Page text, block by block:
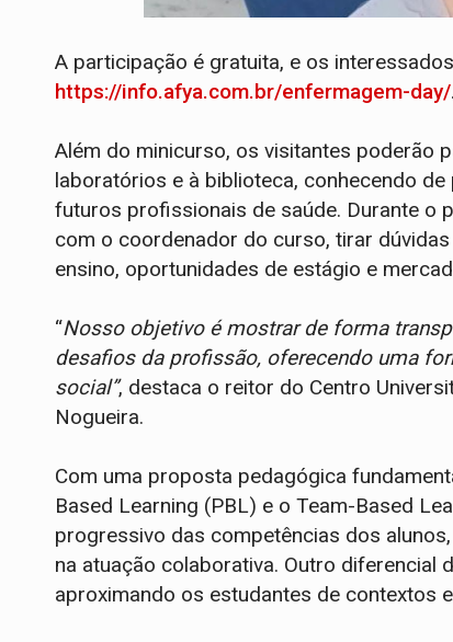
A participação é gratuita, e os
https://info.afya.com.br/enfermagem-day/.
Além do minicurso, os visitantes poderão
laboratórios e à biblioteca, conhecendo
futuros profissionais de saúde. Durante o
com o coordenador do curso, tirar
ensino, oportunidades de estágio e
“Nosso objetivo é mostrar de forma
desafios da profissão, oferecendo uma
social”, destaca o reitor do Centro
Nogueira.
Com uma proposta pedagógica
Based Learning (PBL) e o Team-Based
progressivo das competências dos
na atuação colaborativa. Outro diferencial
aproximando os estudantes de contextos